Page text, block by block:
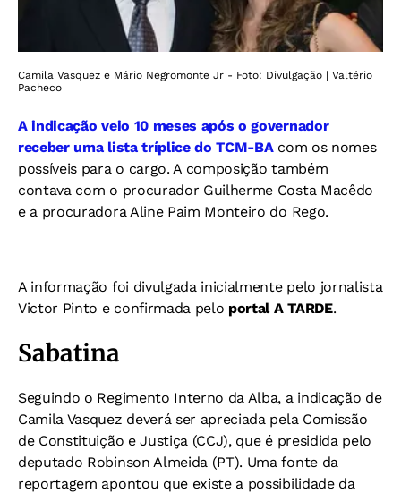
Camila Vasquez e Mário Negromonte Jr - Foto: Divulgação | Valtério
Pacheco
A indicação veio 10 meses após o governador
receber uma lista tríplice do TCM-BAcom os nomes
possíveis para o cargo. A composição também
contava com o procurador Guilherme Costa Macêdo
e a procuradora Aline Paim Monteiro do Rego.
A informação foi divulgada inicialmente pelo jornalista
Victor Pinto e confirmada pelo portal A TARDE.
Sabatina
Seguindo o Regimento Interno da Alba, a indicação de
Camila Vasquez deverá ser apreciada pela Comissão
de Constituição e Justiça (CCJ), que é presidida pelo
deputado Robinson Almeida (PT). Uma fonte da
reportagem apontou que existe a possibilidade da